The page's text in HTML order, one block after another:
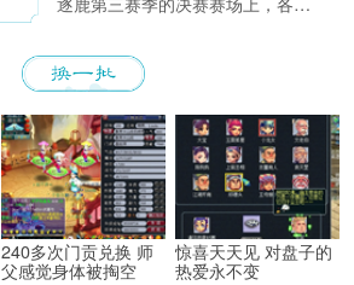
面，就带各位少侠了解一下吧！
240多次门贡兑换 师
父感觉身体被掏空
惊喜天天见 对盘子的
热爱永不变